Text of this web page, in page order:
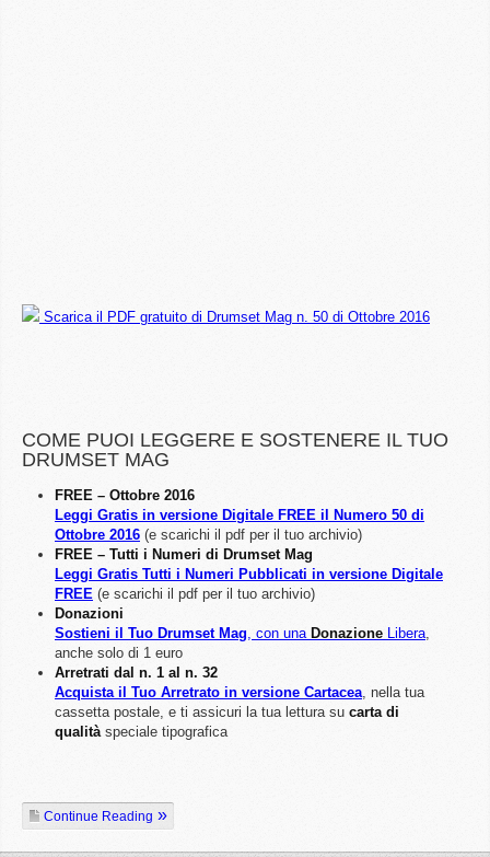
Scarica il PDF gratuito di Drumset Mag n. 50 di Ottobre 2016
COME PUOI LEGGERE E SOSTENERE IL TUO
DRUMSET MAG
FREE – Ottobre 2016
Leggi Gratis in versione Digitale FREE il Numero 50 di
Ottobre 2016 (e scarichi il pdf per il tuo archivio)
FREE – Tutti i Numeri di Drumset Mag
Leggi Gratis Tutti i Numeri Pubblicati in versione Digitale
FREE (e scarichi il pdf per il tuo archivio)
Donazioni
Sostieni il Tuo Drumset Mag, con una Donazione Libera,
anche solo di 1 euro
Arretrati dal n. 1 al n. 32
Acquista il Tuo Arretrato in versione Cartacea, nella tua
cassetta postale, e ti assicuri la tua lettura su carta di
qualitàspeciale tipografica
Continue Reading